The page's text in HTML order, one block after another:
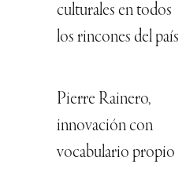
culturales en todos
los rincones del país
Pierre Rainero,
innovación con
vocabulario propio